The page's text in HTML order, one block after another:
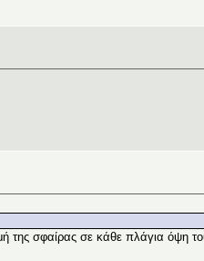
της σφαίρας σε κάθε πλάγια όψη